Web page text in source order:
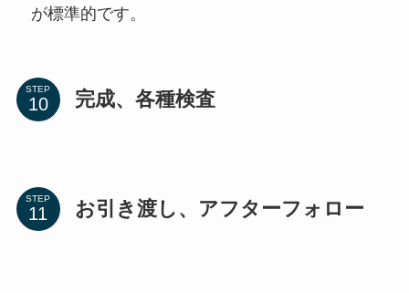
が標準的です。
STEP 完成、各種検査
STEP お引き渡し、アフターフォロー